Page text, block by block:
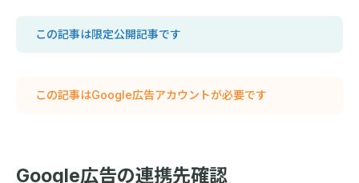
この記事は限定公開記事です
この記事はGoogle広告アカウントが必要です
Google広告の連携先確認